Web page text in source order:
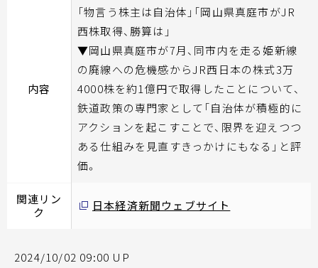
内容
「物言う株主は自治体」「岡山県真庭市がJR
西株取得、勝算は」
▼岡山県真庭市が7月、同市内を走る姫新線
の廃線への危機感からJR西日本の株式3万
4000株を約1億円で取得したことについて、
鉄道政策の専門家として「自治体が積極的に
アクションを起こすことで、限界を迎えつつ
ある仕組みを見直すきっかけにもなる」と評
価。
関連リン
ク
日本経済新聞ウェブサイト
2024/10/02 09:00 UP